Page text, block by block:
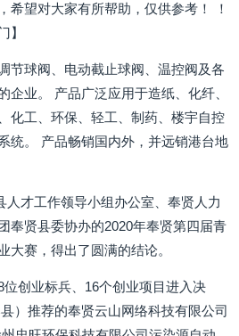
希望对大家有所帮助，仅供参考！ ！
】
节球阀、电动截止球阀、温控阀及各
企业。 产品广泛应用于造纸、化纤、
化工、环保、轻工、制药、楼宇自控
统。 产品畅销国内外，并远销港台地
人才工作领导小组办公室、奉贤人力
奉贤县委协办的2020年奉贤第四届青
大赛，得出了圆满的结论。
创业标兵、16个创业项目进入决
）推荐的奉贤云山网络科技有限公司